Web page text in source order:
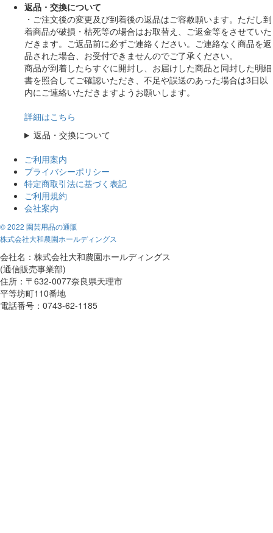
返品・交換について
・ご注文後の変更及び到着後の返品はご容赦願います。ただし到
着商品が破損・枯死等の場合はお取替え、ご返金等をさせていた
だきます。ご返品前に必ずご連絡ください。ご連絡なく商品を返
品された場合、お受付できませんのでご了承ください。
商品が到着したらすぐに開封し、お届けした商品と同封した明細
書を照合してご確認いただき、不足や誤送のあった場合は3日以
内にご連絡いただきますようお願いします。
詳細はこちら
返品・交換について
ご利用案内
プライバシーポリシー
特定商取引法に基づく表記
ご利用規約
会社案内
© 2022 園芸用品の通販
株式会社大和農園ホールディングス
会社名：株式会社大和農園ホールディングス
(通信販売事業部)
住所：〒632-0077奈良県天理市
平等坊町110番地
電話番号：0743-62-1185